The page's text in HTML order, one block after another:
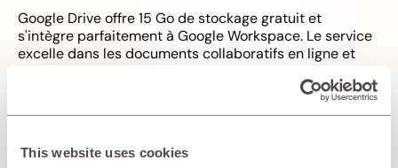
This website uses cookies
Google Drive offre 15 Go de stockage gratuit et
s'intègre parfaitement à Google Workspace. Le service
excelle dans les documents collaboratifs en ligne et
entre les ordinateurs de bureau et les appareils
mobiles. Les forfaits payants commencent à 1,99$ par